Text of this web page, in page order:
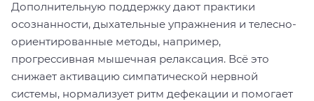
Дополнительную поддержку дают практики
осознанности, дыхательные упражнения и телесно-
ориентированные методы, например,
прогрессивная мышечная релаксация. Всё это
снижает активацию симпатической нервной
системы, нормализует ритм дефекации и помогает